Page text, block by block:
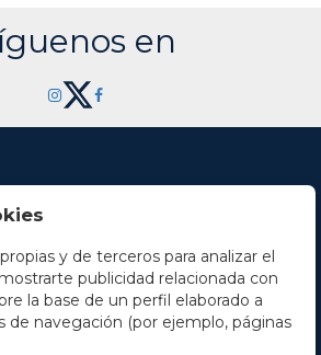
en
y de terceros para analizar el
publicidad relacionada con
la base de un perfil elaborado a
de navegación (por ejemplo, páginas